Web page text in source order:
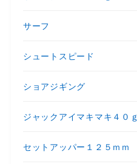
サーフ
シュートスピード
ショアジギング
ジャックアイマキマキ４０ｇ
セットアッパー１２５ｍｍ